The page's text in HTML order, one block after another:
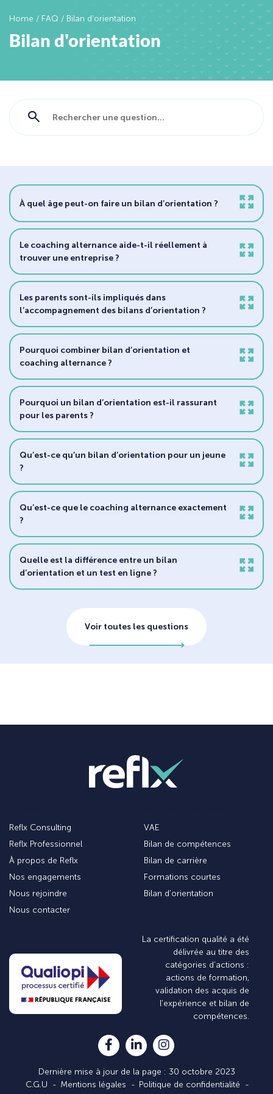
Home / FAQ / Bilan d'orientation
Bilan d'orientation
À quel âge peut-on faire un bilan d’orientation ?
Le coaching alternance aide-t-il réellement à
trouver une entreprise ?
Les parents sont-ils impliqués dans
l’accompagnement des bilans d’orientation ?
Pourquoi combiner bilan d’orientation et
coaching alternance ?
Pourquoi un bilan d’orientation est-il rassurant
pour les parents ?
Qu’est-ce qu’un bilan d’orientation pour un jeune
?
Qu’est-ce que le coaching alternance exactement
?
Quelle est la différence entre un bilan
d’orientation et un test en ligne ?
Voir toutes les questions
Reflx Consulting
Reflx Professionnel
À propos de Reflx
Nos engagements
Nous rejoindre
Nous contacter
VAE
Bilan de compétences
Bilan de carrière
Formations courtes
Bilan d’orientation
La certification qualité a été
délivrée au titre des
catégories d’actions :
actions de formation,
validation des acquis de
l’expérience et bilan de
compétences.
Dernière mise à jour de la page : 30 octobre 2023
C.G.U
Mentions légales
Politique de confidentialité